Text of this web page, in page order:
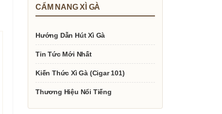
CẨM NANG XÌ GÀ
Hướng Dẫn Hút Xì Gà
Tin Tức Mới Nhất
Kiến Thức Xì Gà (Cigar 101)
Thương Hiệu Nổi Tiếng